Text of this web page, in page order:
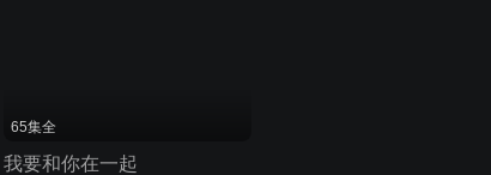
65集全
我要和你在一起